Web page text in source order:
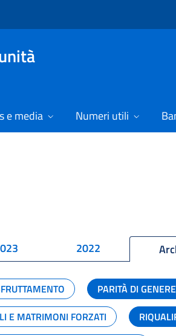
e media Numeri utili
2022
PARITÀ DI
E MATRIMONI FORZATI